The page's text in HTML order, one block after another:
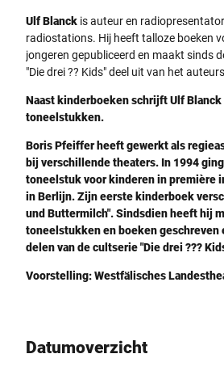
Ulf Blanck is auteur en
radiostations. Hij heeft talloze boeken
jongeren gepubliceerd en maakt sinds
"Die drei ?? Kids" deel uit van het
Naast kinderboeken schrijft Ulf Blanck
toneelstukken.
Boris Pfeifferheeft gewerkt als
bij verschillende theaters. In 1994
toneelstuk voor kinderen in première
in Berlijn. Zijn eerste kinderboek
und Buttermilch". Sindsdien heeft hij
toneelstukken en boeken geschreven
delen van de cultserie "Die drei ???
Voorstelling:Westfälisches
Datumoverzicht